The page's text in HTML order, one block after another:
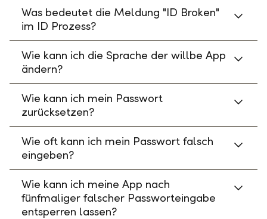
Was bedeutet die Meldung "ID Broken"
im ID Prozess?
Wie kann ich die Sprache der willbe App
ändern?
Wie kann ich mein Passwort
zurücksetzen?
Wie oft kann ich mein Passwort falsch
eingeben?
Wie kann ich meine App nach
fünfmaliger falscher Passworteingabe
entsperren lassen?